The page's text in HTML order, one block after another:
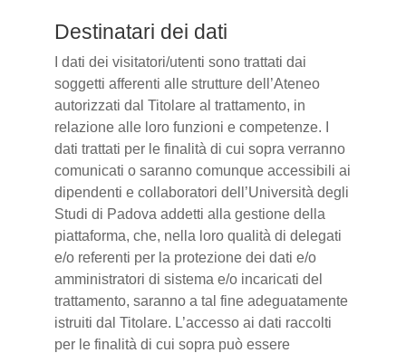
Destinatari dei dati
I dati dei visitatori/utenti sono trattati dai
soggetti afferenti alle strutture dell’Ateneo
autorizzati dal Titolare al trattamento, in
relazione alle loro funzioni e competenze. I
dati trattati per le finalità di cui sopra verranno
comunicati o saranno comunque accessibili ai
dipendenti e collaboratori dell’Università degli
Studi di Padova addetti alla gestione della
piattaforma, che, nella loro qualità di delegati
e/o referenti per la protezione dei dati e/o
amministratori di sistema e/o incaricati del
trattamento, saranno a tal fine adeguatamente
istruiti dal Titolare. L’accesso ai dati raccolti
per le finalità di cui sopra può essere